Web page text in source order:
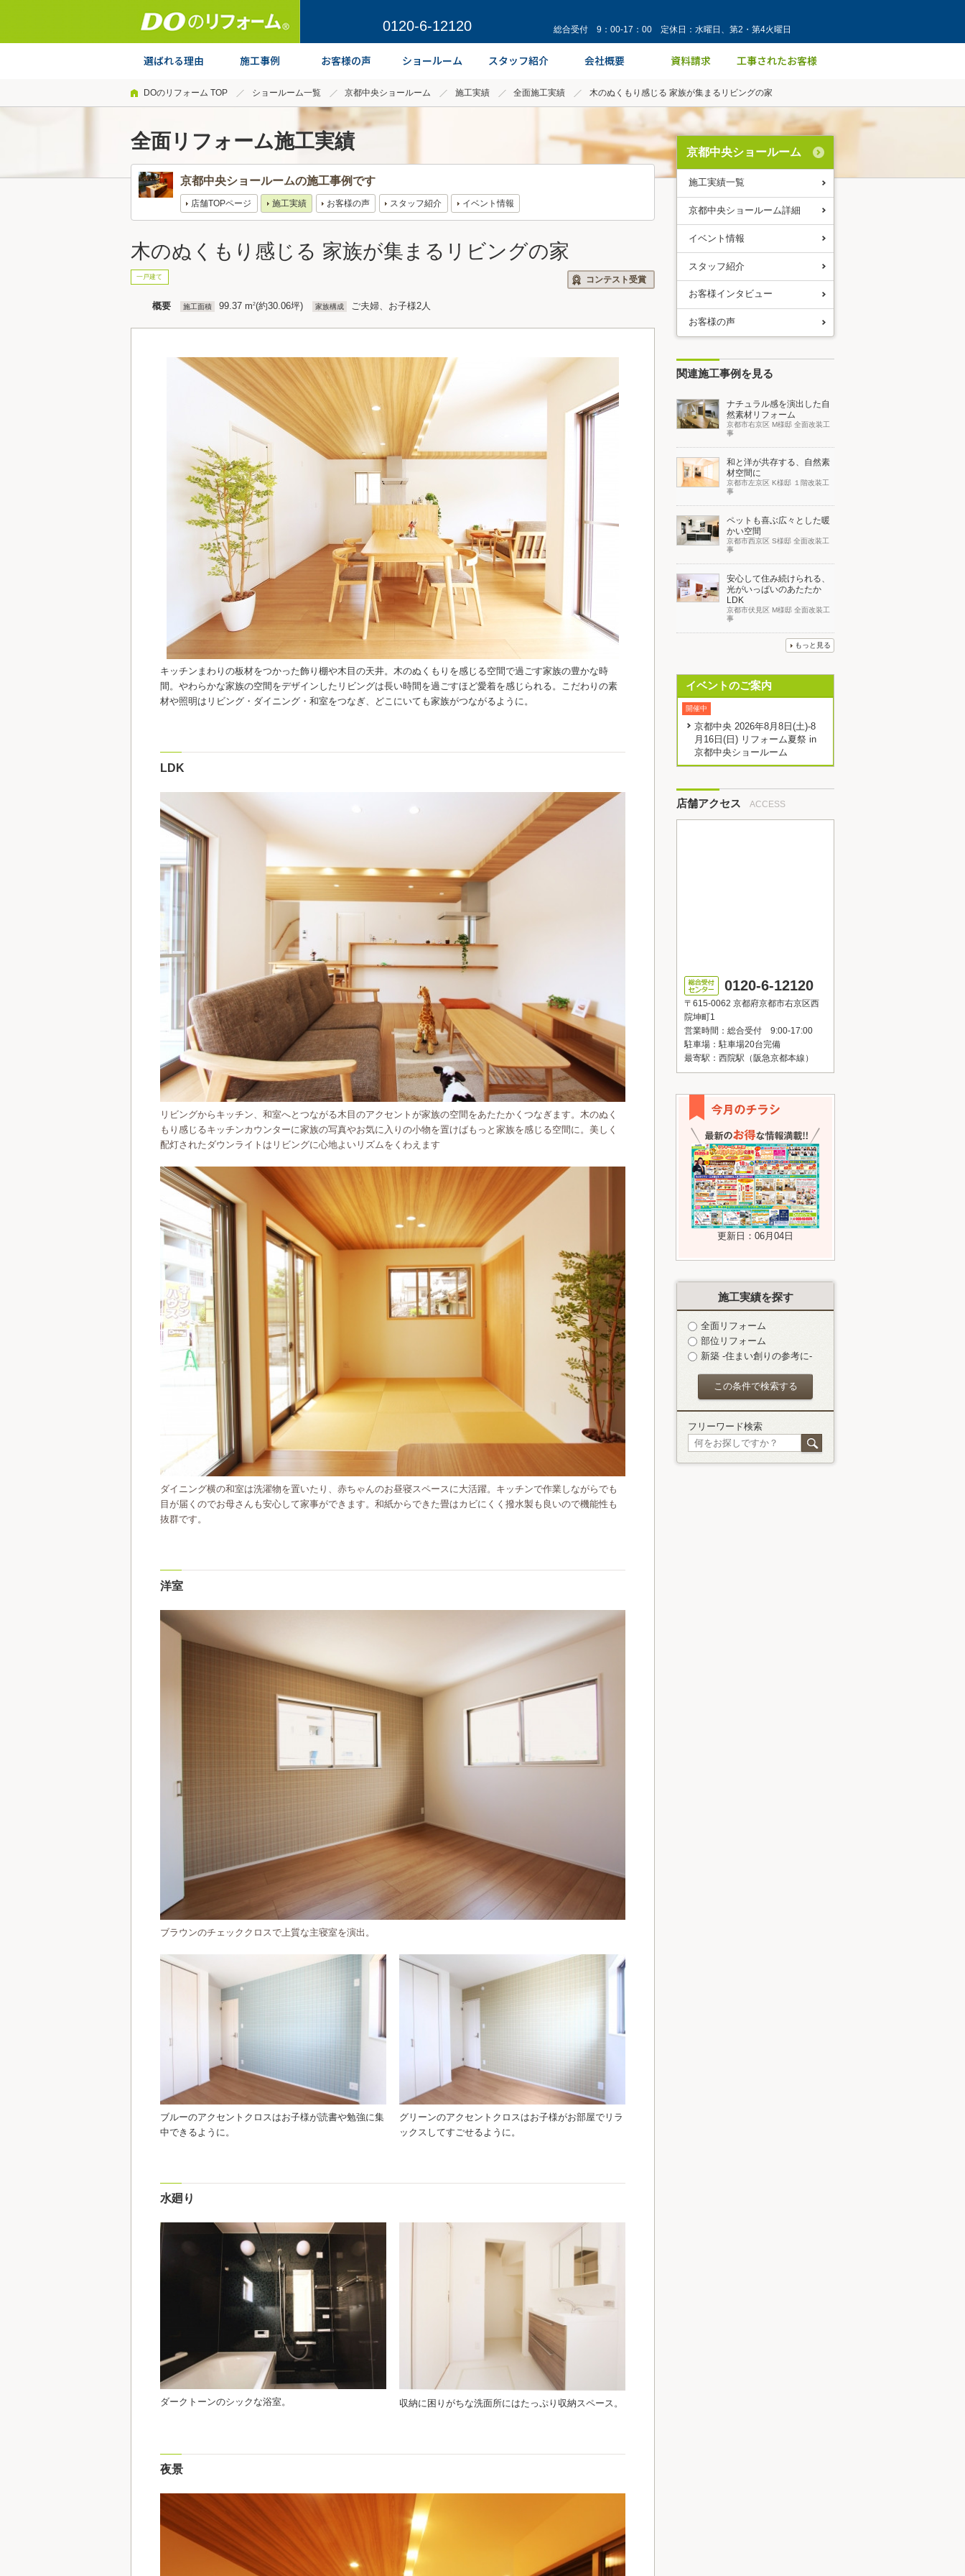
0120-6-12120 総合受付 9：00-17：00 定休日：水曜日、第2・第4火曜日
DOのリフォーム TOP ショールーム一覧 京都中央ショールーム 施工実績 全面施工実績 木のぬくもり感じる 家族が集まるリビングの家
全面リフォーム施工実績
京都中央ショールームの施工事例です
店舗TOPページ 施工実績 お客様の声 スタッフ紹介 イベント情報
木のぬくもり感じる 家族が集まるリビングの家
一戸建て コンテスト受賞
概要 施工面積 99.37 m2(約30.06坪) 家族構成 ご夫婦、お子様2人
キッチンまわりの板材をつかった飾り棚や木目の天井。木のぬくもりを感じる空間で過ごす家族の豊かな時
間。やわらかな家族の空間をデザインしたリビングは長い時間を過ごすほど愛着を感じられる。こだわりの素
材や照明はリビング・ダイニング・和室をつなぎ、どこにいても家族がつながるように。
LDK
リビングからキッチン、和室へとつながる木目のアクセントが家族の空間をあたたかくつなぎます。木のぬく
もり感じるキッチンカウンターに家族の写真やお気に入りの小物を置けばもっと家族を感じる空間に。 美しく
配灯されたダウンライトはリビングに心地よいリズムをくわえます
ダイニング横の和室は洗濯物を置いたり、赤ちゃんのお昼寝スペースに大活躍。キッチンで作業しながらでも
目が届くのでお母さんも安心して家事ができます。和紙からできた畳はカビにくく撥水製も良いので機能性も
抜群です。
洋室
ブラウンのチェッククロスで上質な主寝室を演出。
ブルーのアクセントクロスはお子様が読書や勉強に集
中できるように。
グリーンのアクセントクロスはお子様がお部屋でリラ
ックスしてすごせるように。
水廻り
ダークトーンのシックな浴室。 収納に困りがちな洗面所にはたっぷり収納スペース。
夜景
京都中央ショールーム
施工実績一覧
京都中央ショールーム詳細
イベント情報
スタッフ紹介
お客様インタビュー
お客様の声
関連施工事例を見る
ナチュラル感を演出した自
然素材リフォーム
京都市右京区 M様邸 全面改装工
事
和と洋が共存する、自然素
材空間に
京都市左京区 K様邸 １階改装工
事
ペットも喜ぶ広々とした暖
かい空間
京都市西京区 S様邸 全面改装工
事
安心して住み続けられる、
光がいっぱいのあたたか
LDK
京都市伏見区 M様邸 全面改装工
事
もっと見る
イベントのご案内
開催中
京都中央 2026年8月8日(土)-8
月16日(日) リフォーム夏祭 in
京都中央ショールーム
店舗アクセス ACCESS
0120-6-12120
〒615-0062 京都府京都市右京区西
院坤町1
営業時間：総合受付 9:00-17:00
駐車場：駐車場20台完備
最寄駅：西院駅（阪急京都本線）
更新日：06月04日
施工実績を探す
全面リフォーム
部位リフォーム
新築 -住まい創りの参考に-
フリーワード検索